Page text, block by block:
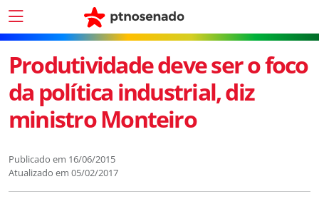
Produtividade deve ser o foco
da política industrial, diz
ministro Monteiro
Publicado em 16/06/2015
Atualizado em 05/02/2017